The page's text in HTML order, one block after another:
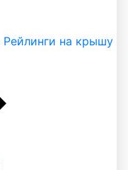
Рейлинги на крышу